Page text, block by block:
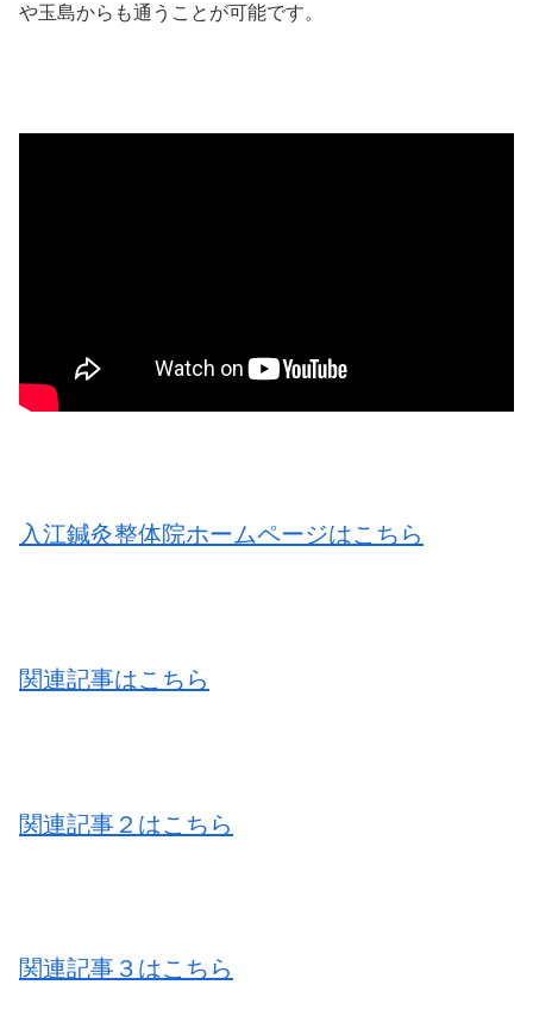
や玉島からも通うことが可能です。
入江鍼灸整体院ホームページはこちら
関連記事はこちら
関連記事２はこちら
関連記事３はこちら